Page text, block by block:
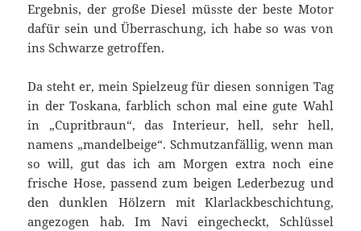
Ergebnis, der große Diesel müsste der beste Motor
dafür sein und Überraschung, ich habe so was von
ins Schwarze getroffen.
Da steht er, mein Spielzeug für diesen sonnigen Tag
in der Toskana, farblich schon mal eine gute Wahl
in „Cupritbraun“, das Interieur, hell, sehr hell,
namens „mandelbeige“. Schmutzanfällig, wenn man
so will, gut das ich am Morgen extra noch eine
frische Hose, passend zum beigen Lederbezug und
den dunklen Hölzern mit Klarlackbeschichtung,
angezogen hab. Im Navi eingecheckt, Schlüssel